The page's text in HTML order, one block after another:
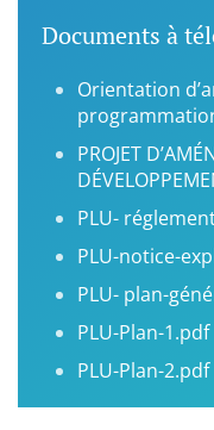
Documents à
Orientation
PROJET
PLU-
PLU-notice-
PLU- plan-
PLU-Plan-1.pdf
PLU-Plan-2.pdf